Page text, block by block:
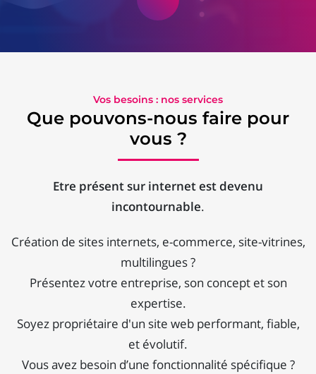
Vos besoins : nos services
Que pouvons-nous faire pour
vous ?
Etre présent sur internet est devenu
incontournable.
Création de sites internets, e-commerce, site-vitrines,
multilingues ?
Présentez votre entreprise, son concept et son
expertise.
Soyez propriétaire d'un site web performant, fiable,
et évolutif.
Vous avez besoin d’une fonctionnalité spécifique ?